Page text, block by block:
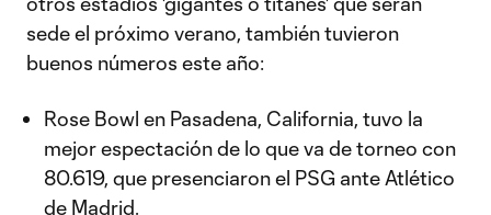
sede el próximo verano, también tuvieron
buenos números este año:
Rose Bowl en Pasadena, California, tuvo la
mejor espectación de lo que va de torneo con
80.619, que presenciaron el PSG ante Atlético
de Madrid.